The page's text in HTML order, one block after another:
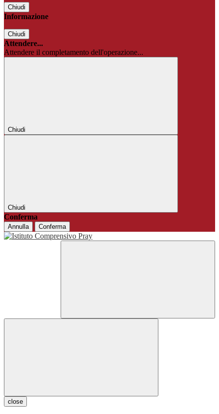
Chiudi
Informazione
Chiudi
Attendere...
Attendere il completamento dell'operazione...
Chiudi
Chiudi
Conferma
Annulla Conferma
close